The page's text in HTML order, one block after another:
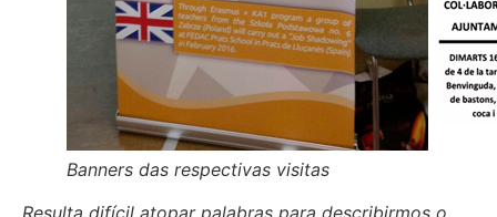
Banners das respectivas visitas